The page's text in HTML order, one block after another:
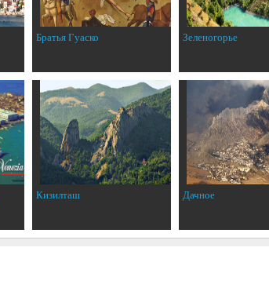
Братья Гуаско Зеленогорье
Кизилташ Дачное